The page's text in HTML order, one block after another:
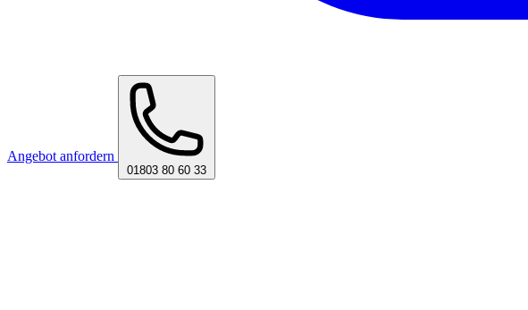
Angebot anfordern
01803 80 60 33